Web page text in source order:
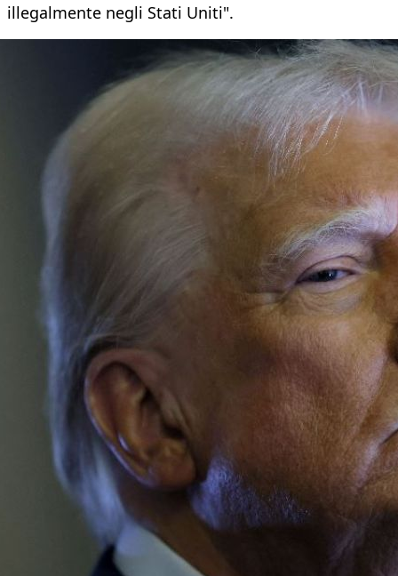
illegalmente negli Stati Uniti".